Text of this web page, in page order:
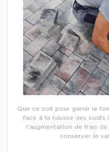
Que ce soit pour garnir le
face à la hausse des coûts
l’augmentation de frais
conserver la